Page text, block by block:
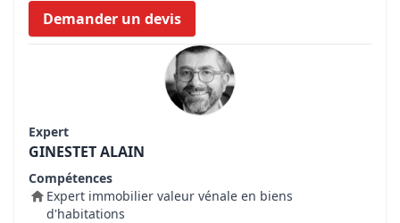
Demander un devis
Expert
GINESTET ALAIN
Compétences
Expert immobilier valeur vénale en biens
d'habitations